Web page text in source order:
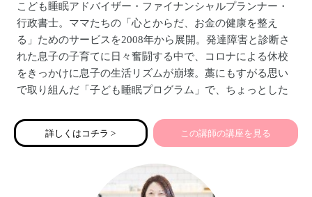
こども睡眠アドバイザー・ファイナンシャルプランナー・
行政書士。ママたちの「心とからだ、お金の健康を整え
る」ためのサービスを2008年から展開。発達障害と診断さ
れた息子の子育てに日々奮闘する中で、コロナによる休校
をきっかけに息子の生活リズムが崩壊。藁にもすがる思い
で取り組んだ「子ども睡眠プログラム」で、ちょっとした
の眠りを整えたら家族が整う」ということを実感し、私た
ち親子の体験をたくさんのママたちに知ってもらおうと
直し、ママの「わたし年金」のつくり方、相続手続きのサ
ポートなどもしています。
詳しくはコチラ > この講師の講座を見る